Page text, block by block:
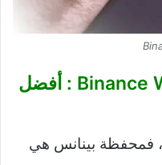
3. محفظة بينانس Binance Wallet : أفضل
فمحفظة بينانس هي